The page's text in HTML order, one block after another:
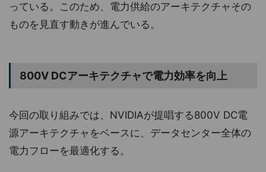
っている。このため、電力供給のアーキテクチャその
ものを見直す動きが進んでいる。
800V DCアーキテクチャで電力効率を向上
今回の取り組みでは、NVIDIAが提唱する800V DC電
源アーキテクチャをベースに、データセンター全体の
電力フローを最適化する。